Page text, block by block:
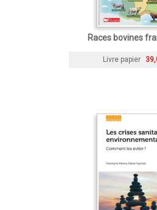
Races bovines
Livre papier